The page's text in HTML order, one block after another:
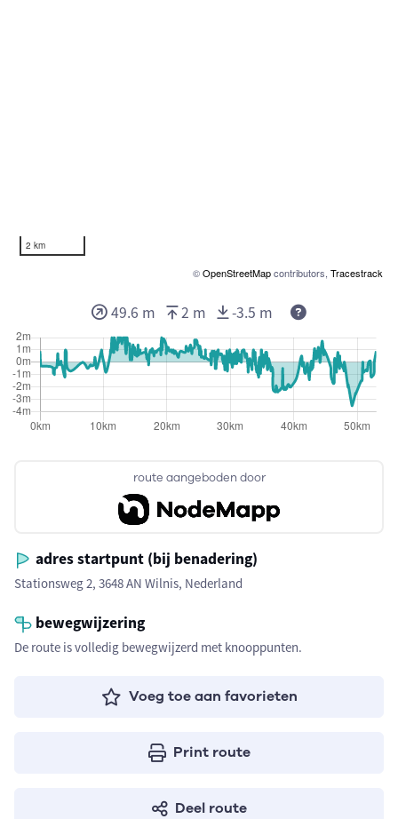
2 km
©OpenStreetMapcontributors, Tracestrack
route aangeboden door
adres startpunt (bij benadering)
Stationsweg 2, 3648 AN Wilnis, Nederland
bewegwijzering
De route is volledig bewegwijzerd met knooppunten.
Voeg toe aan favorieten
Print route
Deel route
49.6 m 2 m -3.5 m Deze